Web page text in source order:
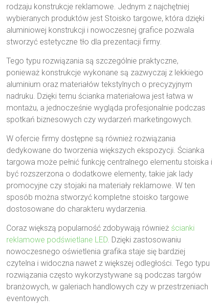
rodzaju konstrukcje reklamowe. Jednym z najchętniej
wybieranych produktów jest Stoisko targowe, która dzięki
aluminiowej konstrukcji i nowoczesnej grafice pozwala
stworzyć estetyczne tło dla prezentacji firmy.
Tego typu rozwiązania są szczególnie praktyczne,
ponieważ konstrukcje wykonane są zazwyczaj z lekkiego
aluminium oraz materiałów tekstylnych o precyzyjnym
nadruku. Dzięki temu ścianka materiałowa jest łatwa w
montażu, a jednocześnie wygląda profesjonalnie podczas
spotkań biznesowych czy wydarzeń marketingowych.
W ofercie firmy dostępne są również rozwiązania
dedykowane do tworzenia większych ekspozycji. Ścianka
targowa może pełnić funkcję centralnego elementu stoiska i
być rozszerzona o dodatkowe elementy, takie jak lady
promocyjne czy stojaki na materiały reklamowe. W ten
sposób można stworzyć kompletne stoisko targowe
dostosowane do charakteru wydarzenia.
Coraz większą popularność zdobywają również ścianki
reklamowe podświetlane LED. Dzięki zastosowaniu
nowoczesnego oświetlenia grafika staje się bardziej
czytelna i widoczna nawet z większej odległości. Tego typu
rozwiązania często wykorzystywane są podczas targów
branżowych, w galeriach handlowych czy w przestrzeniach
eventowych.